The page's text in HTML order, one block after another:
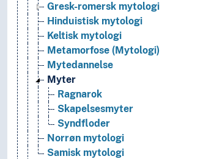
Gresk-romersk mytologi
Hinduistisk mytologi
Keltisk mytologi
Metamorfose (Mytologi)
Mytedannelse
Myter
Ragnarok
Skapelsesmyter
Syndfloder
Norrøn mytologi
Samisk mytologi